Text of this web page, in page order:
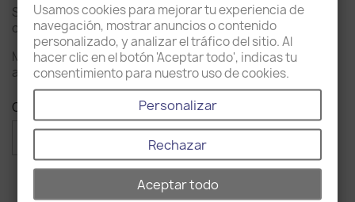
Su forma ovalada aportará a tu baño un estilo
contemporáneo y moderno.
Medidas 41 x 33 x 14,5cm (anchura x profundidad x
altura).
Cantidad
 AÑADIR AL CARRITO favorite_border
Usamos cookies para mejorar tu experiencia de
navegación, mostrar anuncios o contenido
personalizado, y analizar el tráfico del sitio. Al
hacer clic en el botón 'Aceptar todo', indicas tu
consentimiento para nuestro uso de cookies.
Personalizar
Rechazar
Aceptar todo